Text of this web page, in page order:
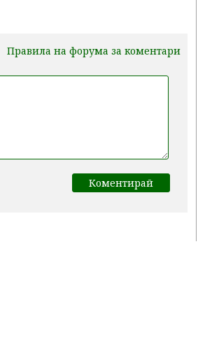
Правила на форума за коментари